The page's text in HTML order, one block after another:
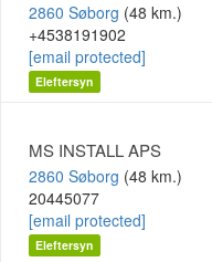
2860 Søborg (48 km.)
+4538191902
[email protected]
Eleftersyn
MS INSTALL APS
2860 Søborg (48 km.)
20445077
[email protected]
Eleftersyn